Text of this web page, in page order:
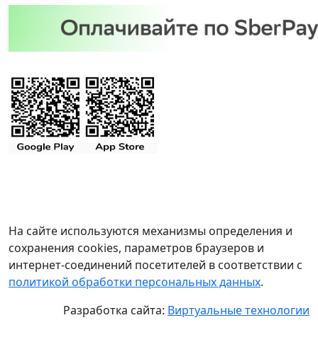
На сайте используются механизмы определения и
сохранения cookies, параметров браузеров и
интернет-соединений посетителей в соответствии с
политикой обработки персональных данных.
Разработка сайта: Виртуальные технологии